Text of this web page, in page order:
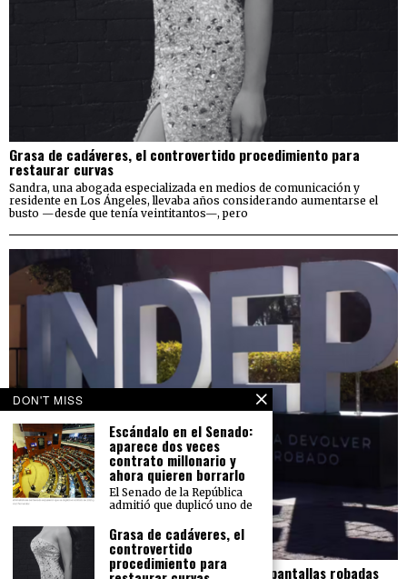
Grasa de cadáveres, el controvertido procedimiento para
restaurar curvas
Sandra, una abogada especializada en medios de comunicación y
residente en Los Ángeles, llevaba años considerando aumentarse el
busto —desde que tenía veintitantos—, pero
El Indep pierde más de 23 mdp en carros y pantallas robadas
DON'T MISS
Escándalo en el Senado:
aparece dos veces
contrato millonario y
ahora quieren borrarlo
El Senado de la República
admitió que duplicó uno de
Grasa de cadáveres, el
controvertido
procedimiento para